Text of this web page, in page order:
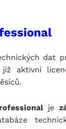
dat
již aktivní
je